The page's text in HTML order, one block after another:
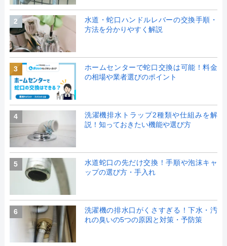
2
水道・蛇口ハンドルレバーの交換手順・
方法を分かりやすく解説
3
ホームセンターで蛇口交換は可能！料金
の相場や業者選びのポイント
4
洗濯機排水トラップ2種類や仕組みを解
説！知っておきたい機能や選び方
5
水道蛇口の先だけ交換！手順や泡沫キャ
ップの選び方・手入れ
6
洗濯機の排水口がくさすぎる！下水・汚
れの臭いの5つの原因と対策・予防策